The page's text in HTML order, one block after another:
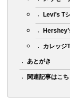
Levi’s T
カレッジ
あとがき
関連記事はこ